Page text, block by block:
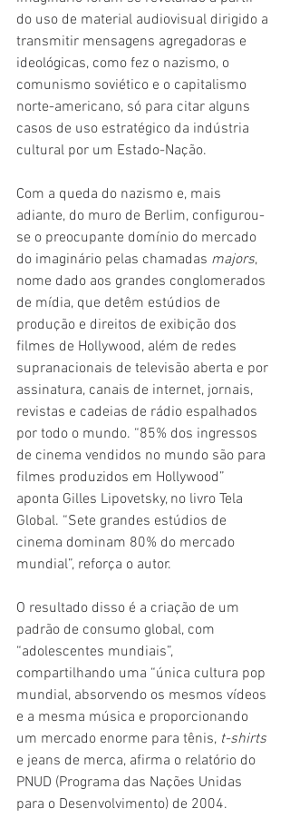
do uso de material audiovisual dirigido a
transmitir mensagens agregadoras e
ideológicas, como fez o nazismo, o
comunismo soviético e o capitalismo
norte-americano, só para citar alguns
casos de uso estratégico da indústria
cultural por um Estado-Nação.
Com a queda do nazismo e, mais
adiante, do muro de Berlim, configurou-
se o preocupante domínio do mercado
do imaginário pelas chamadas majors,
nome dado aos grandes conglomerados
de mídia, que detêm estúdios de
produção e direitos de exibição dos
filmes de Hollywood, além de redes
supranacionais de televisão aberta e por
assinatura, canais de internet, jornais,
revistas e cadeias de rádio espalhados
por todo o mundo. “85% dos ingressos
de cinema vendidos no mundo são para
filmes produzidos em Hollywood”
aponta Gilles Lipovetsky, no livro Tela
Global. “Sete grandes estúdios de
cinema dominam 80% do mercado
mundial”, reforça o autor.
O resultado disso é a criação de um
padrão de consumo global, com
“adolescentes mundiais”,
compartilhando uma “única cultura pop
mundial, absorvendo os mesmos vídeos
e a mesma música e proporcionando
um mercado enorme para tênis, t-shirts
e jeans de merca, afirma o relatório do
PNUD (Programa das Nações Unidas
para o Desenvolvimento) de 2004.